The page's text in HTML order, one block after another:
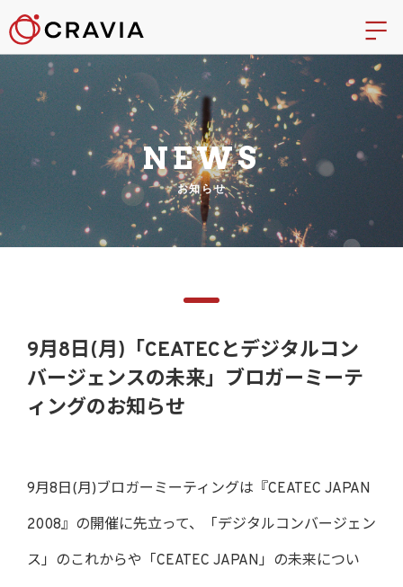
NEWS
お知らせ
9月8日(月)「CEATECとデジタルコン
バージェンスの未来」ブロガーミーテ
ィングのお知らせ
9月8日(月)ブロガーミーティングは『CEATEC JAPAN
2008』の開催に先立って、「デジタルコンバージェン
ス」のこれからや「CEATEC JAPAN」の未来につい